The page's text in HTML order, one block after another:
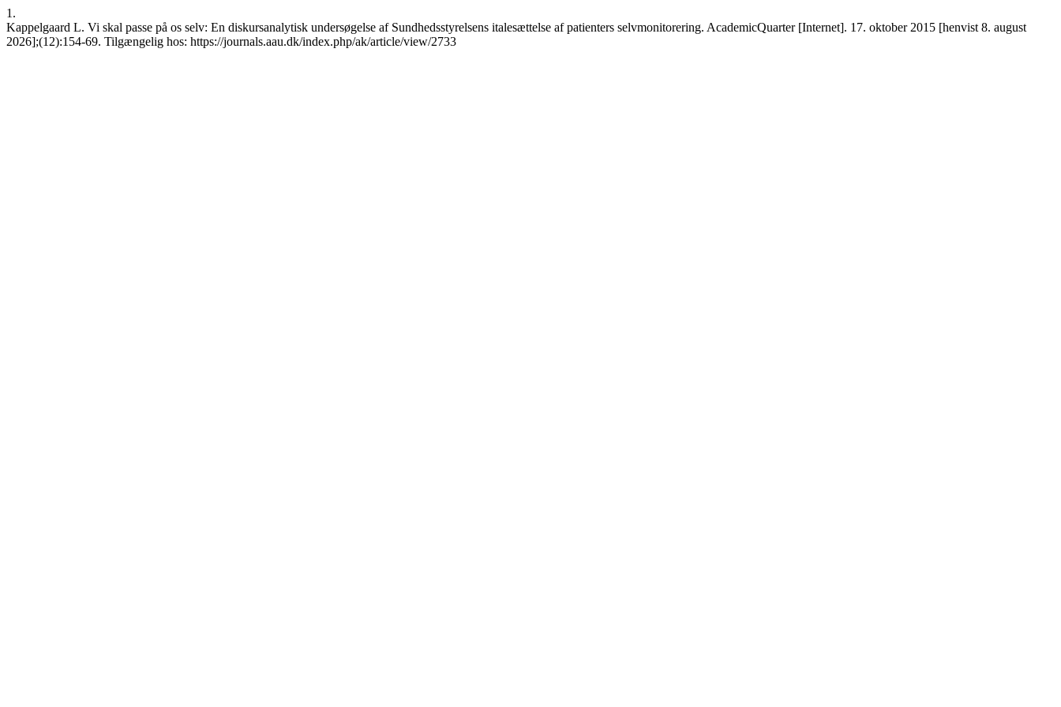
1.
Kappelgaard L. Vi skal passe på os selv: En diskursanalytisk undersøgelse af Sundhedsstyrelsens italesættelse af patienters selvmonitorering. AcademicQuarter [Internet]. 17. oktober 2015 [henvist 8. august
2026];(12):154-69. Tilgængelig hos: https://journals.aau.dk/index.php/ak/article/view/2733